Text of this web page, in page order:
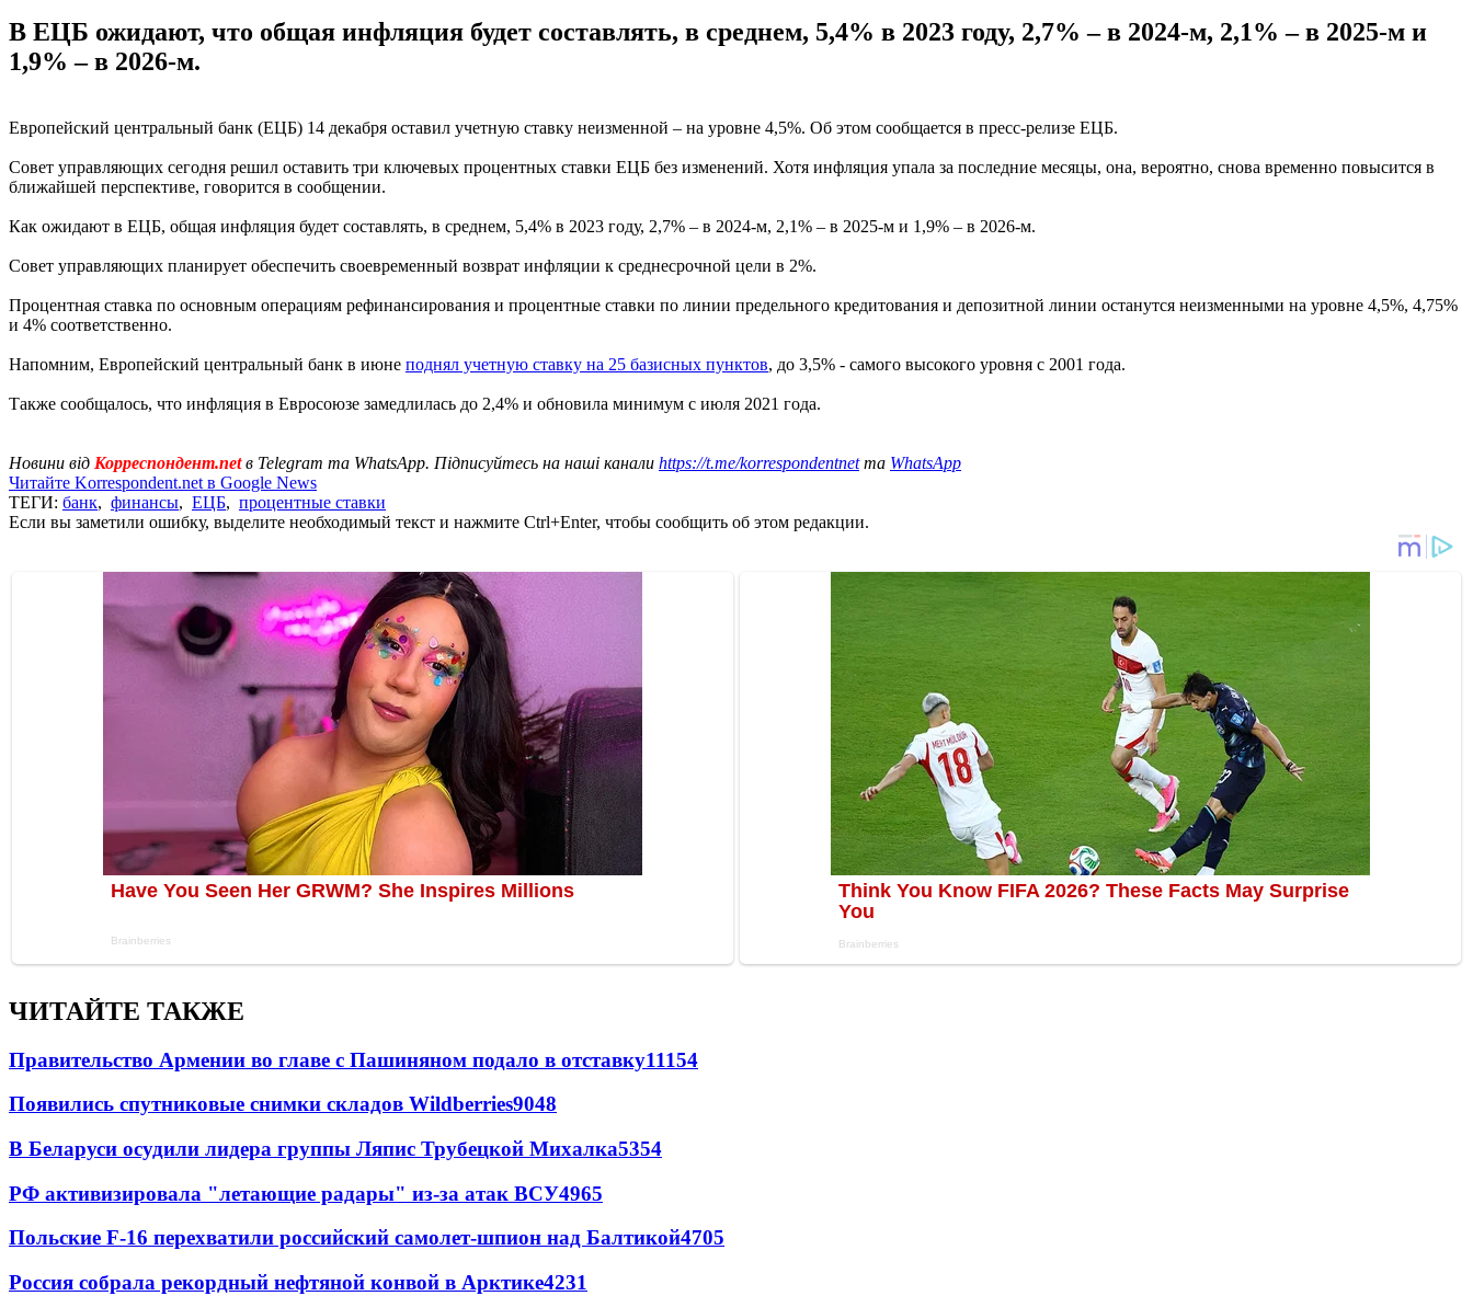
В ЕЦБ ожидают, что общая инфляция будет составлять, в среднем, 5,4% в 2023 году, 2,7% – в 2024-м, 2,1% – в 2025-м и
1,9% – в 2026-м.
Европейский центральный банк (ЕЦБ) 14 декабря оставил учетную ставку неизменной – на уровне 4,5%. Об этом сообщается в пресс-релизе ЕЦБ.
Совет управляющих сегодня решил оставить три ключевых процентных ставки ЕЦБ без изменений. Хотя инфляция упала за последние месяцы, она, вероятно, снова временно повысится в
ближайшей перспективе, говорится в сообщении.
Как ожидают в ЕЦБ, общая инфляция будет составлять, в среднем, 5,4% в 2023 году, 2,7% – в 2024-м, 2,1% – в 2025-м и 1,9% – в 2026-м.
Совет управляющих планирует обеспечить своевременный возврат инфляции к среднесрочной цели в 2%.
Процентная ставка по основным операциям рефинансирования и процентные ставки по линии предельного кредитования и депозитной линии останутся неизменными на уровне 4,5%, 4,75%
и 4% соответственно.
Напомним, Европейский центральный банк в июне поднял учетную ставку на 25 базисных пунктов, до 3,5% - самого высокого уровня с 2001 года.
Также сообщалось, что инфляция в Евросоюзе замедлилась до 2,4% и обновила минимум с июля 2021 года.
Новини від Корреспондент.netв Telegram та WhatsApp. Підписуйтесь на наші канали https://t.me/korrespondentnetта WhatsApp
Читайте Korrespondent.net в Google News
ТЕГИ: банк, финансы, ЕЦБ, процентные ставки
Если вы заметили ошибку, выделите необходимый текст и нажмите Ctrl+Enter, чтобы сообщить об этом редакции.
ЧИТАЙТЕ ТАКЖЕ
Правительство Армении во главе с Пашиняном подало в отставку11154
Появились спутниковые снимки складов Wildberries9048
В Беларуси осудили лидера группы Ляпис Трубецкой Михалка5354
РФ активизировала "летающие радары" из-за атак ВСУ4965
Польские F-16 перехватили российский самолет-шпион над Балтикой4705
Россия собрала рекордный нефтяной конвой в Арктике4231